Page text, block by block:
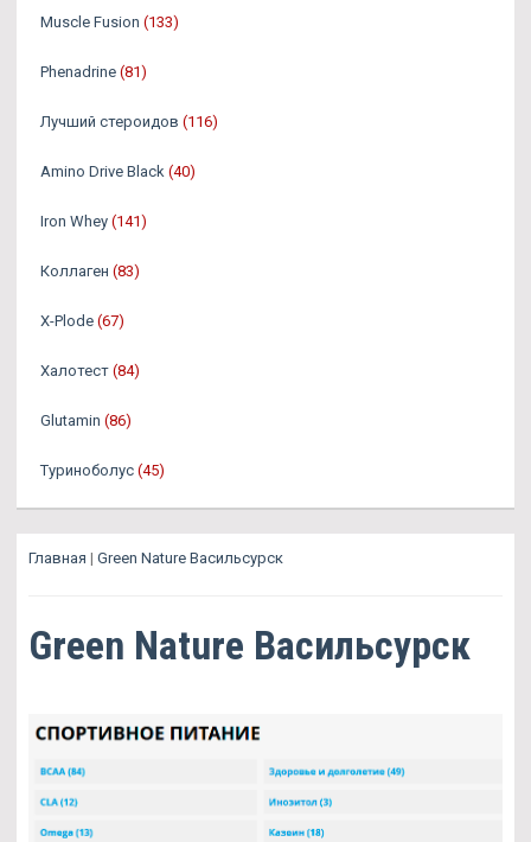
Muscle Fusion (133)
Phenadrine (81)
Лучший стероидов (116)
Amino Drive Black (40)
Iron Whey (141)
Коллаген (83)
X-Plode (67)
Халотест (84)
Glutamin (86)
Туриноболус (45)
Главная | Green Nature Васильсурск
Green Nature Васильсурск